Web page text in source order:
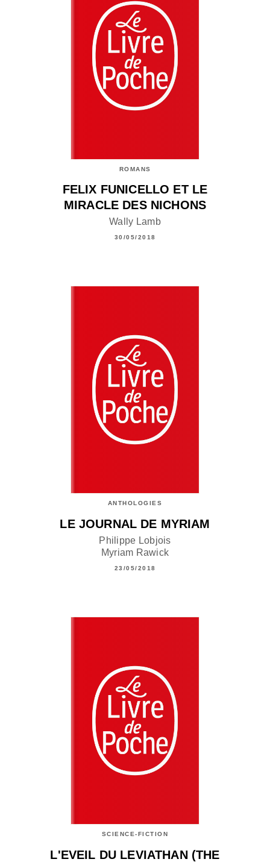
ROMANS
FELIX FUNICELLO ET LE
MIRACLE DES NICHONS
Wally Lamb
30/05/2018
ANTHOLOGIES
LE JOURNAL DE MYRIAM
Philippe Lobjois
Myriam Rawick
23/05/2018
SCIENCE-FICTION
L'EVEIL DU LEVIATHAN (THE